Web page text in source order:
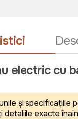
electric cu
și specificațiile
detaliile exacte